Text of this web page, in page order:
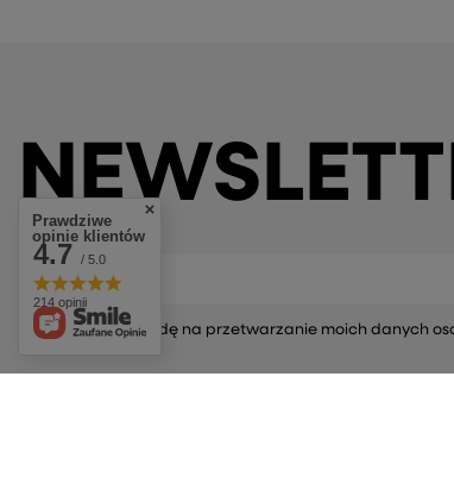
Twoje Imię
Wyrażam zgodę na przetwarzanie moich danych
Prawdziwe
opinie klientów
4.7 / 5.0
214 opinii